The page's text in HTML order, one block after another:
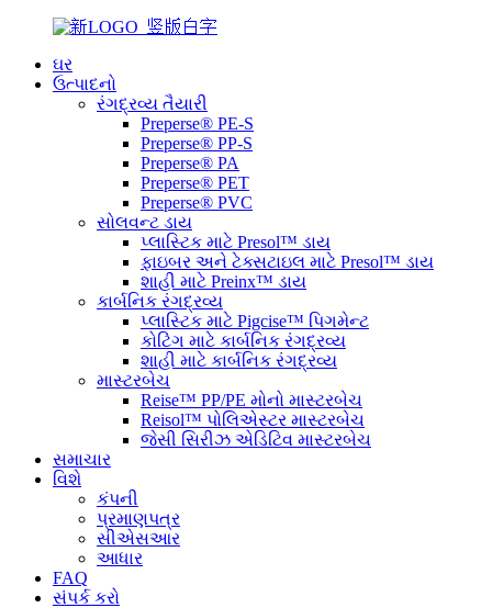
ઘર
ઉત્પાદનો
રંગદ્રવ્ય તૈયારી
Preperse® PE-S
Preperse® PP-S
Preperse® PA
Preperse® PET
Preperse® PVC
સોલવન્ટ ડાય
પ્લાસ્ટિક માટે Presol™ ડાય
ફાઇબર અને ટેક્સટાઇલ માટે Presol™ ડાય
શાહી માટે Preinx™ ડાય
કાર્બનિક રંગદ્રવ્ય
પ્લાસ્ટિક માટે Pigcise™ પિગમેન્ટ
કોટિંગ માટે કાર્બનિક રંગદ્રવ્ય
શાહી માટે કાર્બનિક રંગદ્રવ્ય
માસ્ટરબેચ
Reise™ PP/PE મોનો માસ્ટરબેચ
Reisol™ પોલિએસ્ટર માસ્ટરબેચ
જેસી સિરીઝ એડિટિવ માસ્ટરબેચ
સમાચાર
વિશે
કંપની
પ્રમાણપત્ર
સીએસઆર
આધાર
FAQ
સંપર્ક કરો